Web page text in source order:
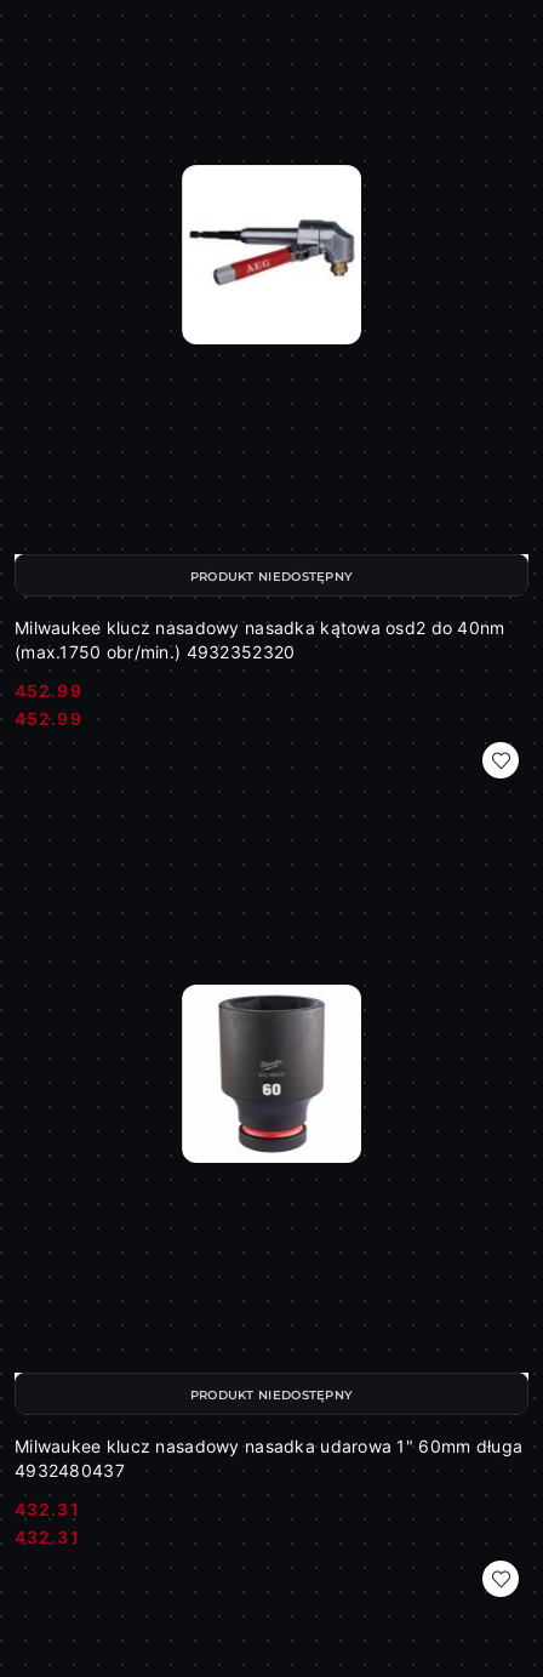
Milwaukee klucz nasadowy nasadka kątowa osd2 do 40nm
(max.1750 obr/min.) 4932352320
Cena:
452.99
Cena:
452.99
PRODUKT NIEDOSTĘPNY
Milwaukee klucz nasadowy nasadka udarowa 1" 60mm długa
4932480437
Cena:
432.31
Cena:
432.31
PRODUKT NIEDOSTĘPNY